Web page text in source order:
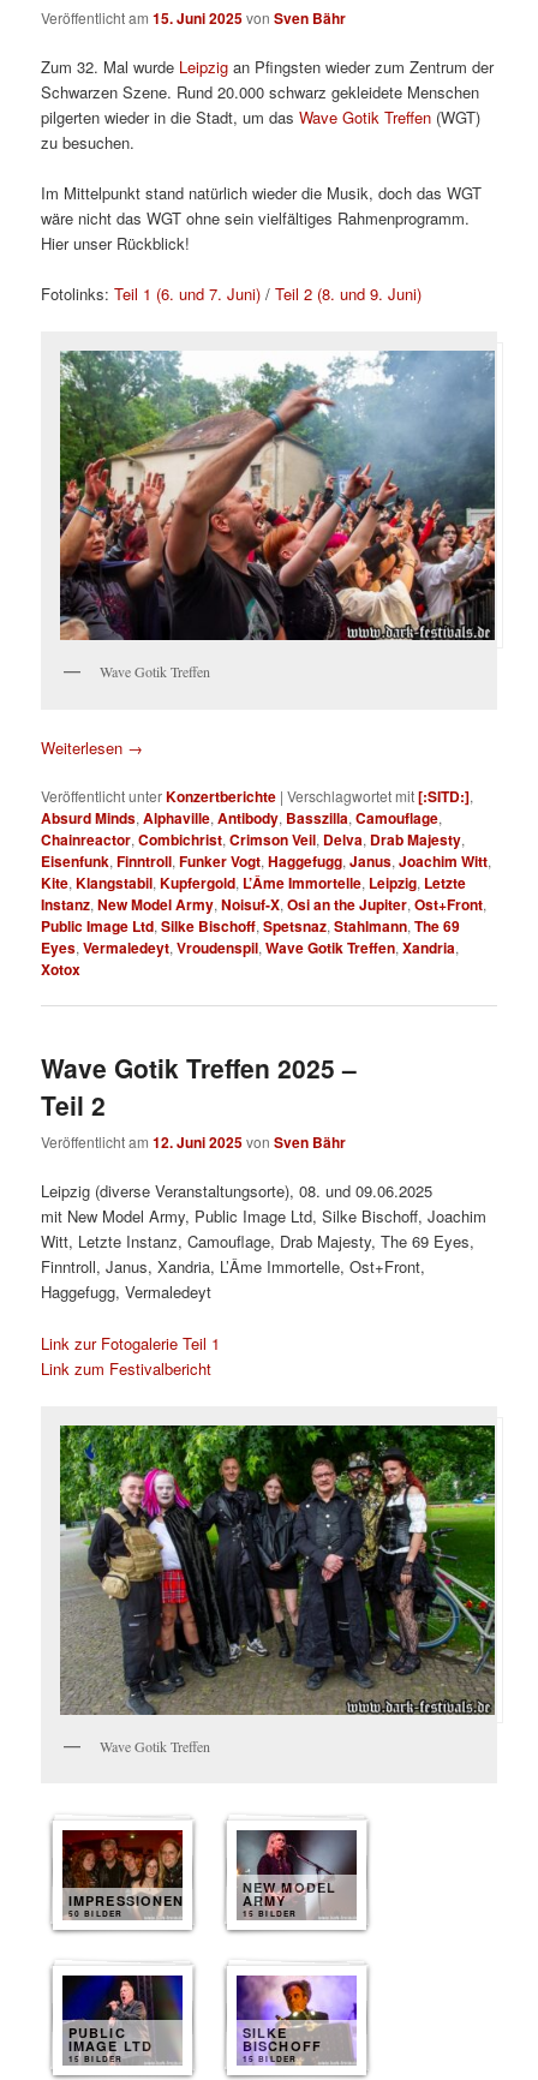
Veröffentlicht am15. Juni 2025vonSven Bähr
Zum 32. Mal wurde Leipzig an Pfingsten wieder zum Zentrum der
Schwarzen Szene. Rund 20.000 schwarz gekleidete Menschen
pilgerten wieder in die Stadt, um dasWave Gotik Treffen (WGT)
zu besuchen.
Im Mittelpunkt stand natürlich wieder die Musik, doch das WGT
wäre nicht das WGT ohne sein vielfältiges Rahmenprogramm.
Hier unser Rückblick!
Fotolinks:Teil 1 (6. und 7. Juni) /Teil 2 (8. und 9. Juni)
Wave Gotik Treffen
Weiterlesen →
Veröffentlicht unterKonzertberichte |Verschlagwortet mit[:SITD:],
Absurd Minds,Alphaville,Antibody, Basszilla,Camouflage,
Chainreactor,Combichrist,Crimson Veil, Delva, Drab Majesty,
Eisenfunk,Finntroll,Funker Vogt,Haggefugg,Janus,Joachim Witt,
Kite,Klangstabil,Kupfergold, L’Âme Immortelle, Leipzig, Letzte
Instanz,New Model Army,Noisuf-X,Osi an the Jupiter,Ost+Front,
Public Image Ltd,Silke Bischoff,Spetsnaz,Stahlmann,The 69
Eyes,Vermaledeyt,Vroudenspil,Wave Gotik Treffen,Xandria,
Xotox
Wave Gotik Treffen 2025 –
Teil 2
Veröffentlicht am12. Juni 2025vonSven Bähr
Leipzig (diverse Veranstaltungsorte), 08. und 09.06.2025
mit New Model Army, Public Image Ltd, Silke Bischoff, Joachim
Witt, Letzte Instanz, Camouflage, Drab Majesty, The 69 Eyes,
Finntroll, Janus, Xandria, L’Âme Immortelle, Ost+Front,
Haggefugg, Vermaledeyt
Link zur Fotogalerie Teil 1
Link zum Festivalbericht
Wave Gotik Treffen
IMPRESSIONEN
50 BILDER
NEW MODEL
ARMY
15 BILDER
PUBLIC
IMAGE LTD
15 BILDER
SILKE
BISCHOFF
15 BILDER